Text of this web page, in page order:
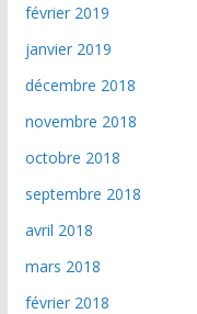
février 2019
janvier 2019
décembre 2018
novembre 2018
octobre 2018
septembre 2018
avril 2018
mars 2018
février 2018